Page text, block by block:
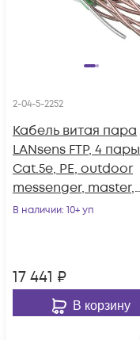
2-04-5-2252
Кабель витая пара
LANsens FTP, 4 пары
Cat.5e, PE, outdoor
messenger, master,
305м
В наличии: 10+ уп
17 441 ₽
В корзину